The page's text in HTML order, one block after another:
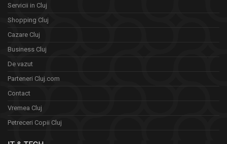
Servicii in Cluj
Shopping Cluj
Cazare Cluj
Business Cluj
De vazut
Parteneri Cluj.com
Contact
Vremea Cluj
Petreceri Copii Cluj